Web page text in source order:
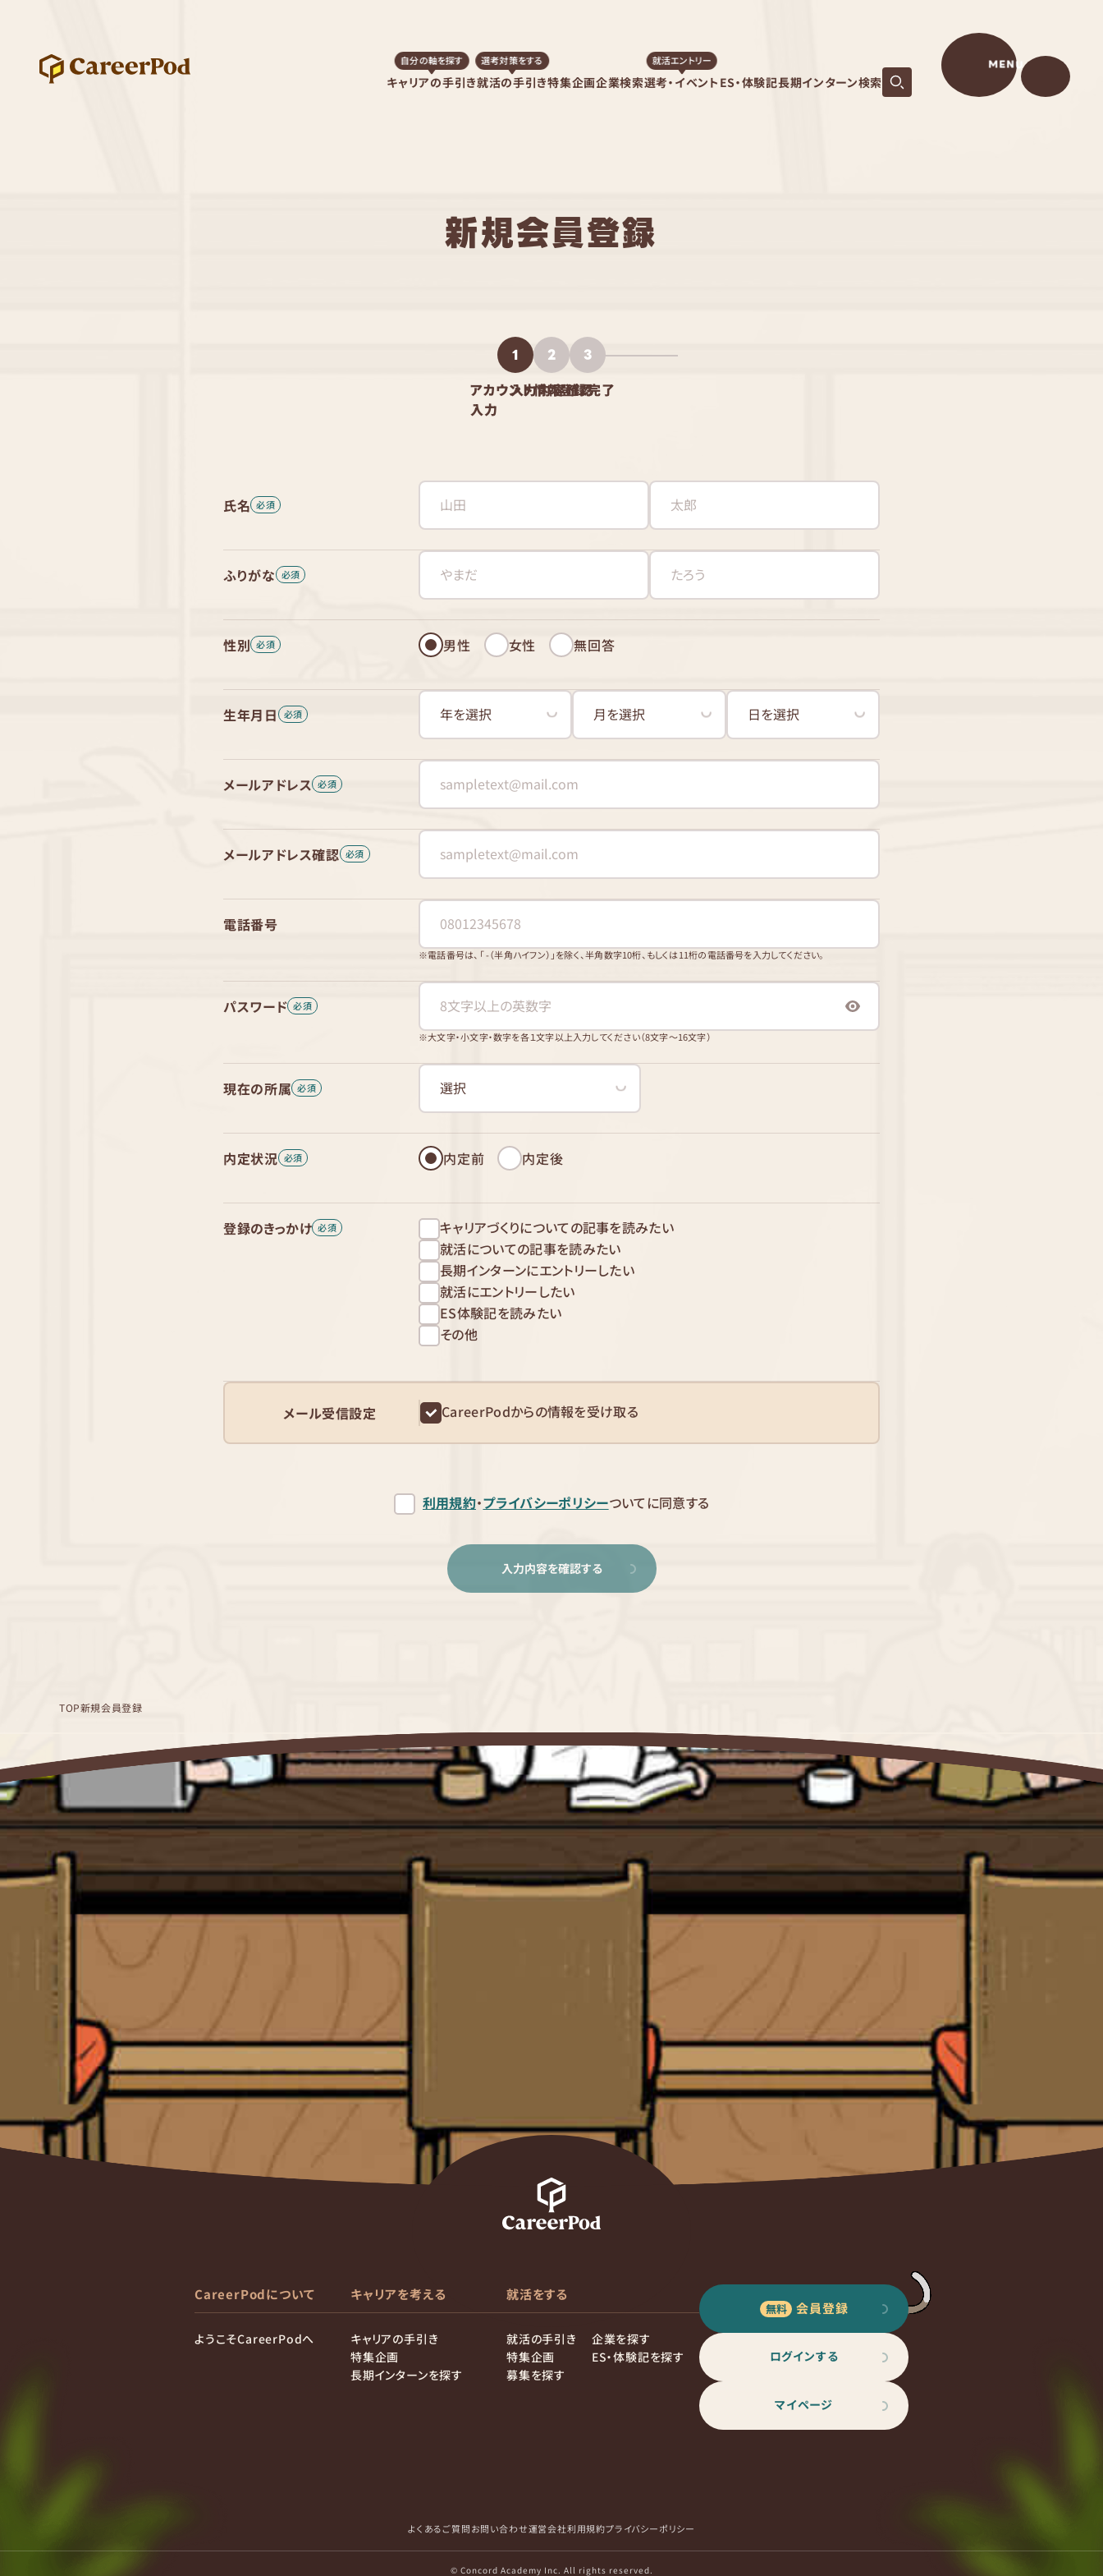
キャリアの手引き
自分の軸を探す
就活の手引き
選考対策をする
特集企画企業検索選考・イベント
就活エントリー
ES・体験記長期インターン検索
MENU
新規会員登録
1
アカウント情報
入力
2
入力内容確認
3
登録完了
氏名
ふりがな
性別 男性 女性 無回答
生年月日
メールアドレス
メールアドレス確認
電話番号
※電話番号は、「 -（半角ハイフン）」を除く、半角数字10桁、もしくは11桁の電話番号を入力してください。
パスワード
※大文字・小文字・数字を各１文字以上入力してください（8文字〜16文字）
現在の所属
内定状況 内定前 内定後
登録のきっかけ
キャリアづくりについての記事を読みたい
就活についての記事を読みたい
長期インターンにエントリーしたい
就活にエントリーしたい
ES体験記を読みたい
その他
メール受信設定 CareerPodからの情報を受け取る
利用規約・プライバシーポリシーついてに同意する
入力内容を確認する
TOP新規会員登録
CareerPodについて
ようこそCareerPodへ
キャリアを考える
キャリアの手引き
特集企画
長期インターンを探す
就活をする
就活の手引き
特集企画
募集を探す
企業を探す
ES・体験記を探す
会員登録
ログインする
マイページ
よくあるご質問お問い合わせ運営会社利用規約プライバシーポリシー
© Concord Academy Inc. All rights reserved.